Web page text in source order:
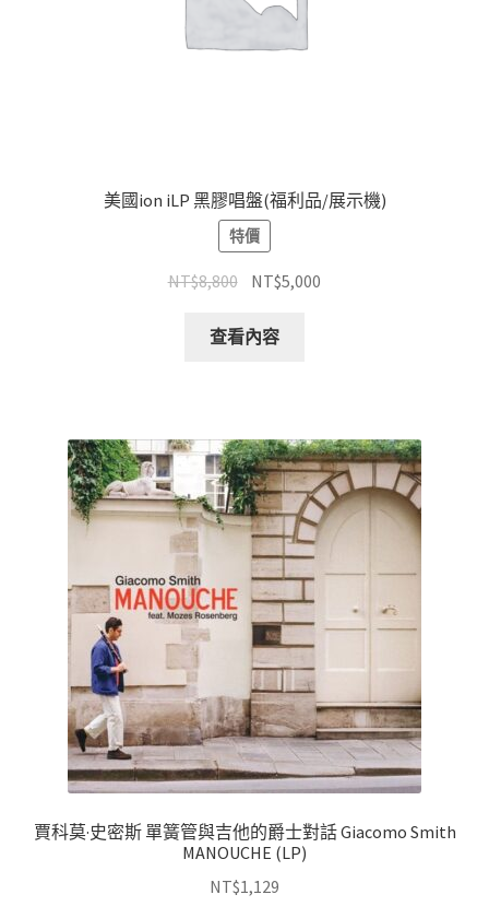
美國ion iLP 黑膠唱盤(福利品/展示機)
特價
NT$8,800 原
價
NT$5,000
查看內容
賈科莫·史密斯 單簧管與吉他的爵士對話 Giacomo Smith
MANOUCHE (LP)
NT$1,129